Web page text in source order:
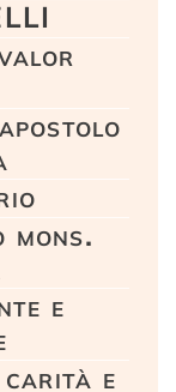
e
e